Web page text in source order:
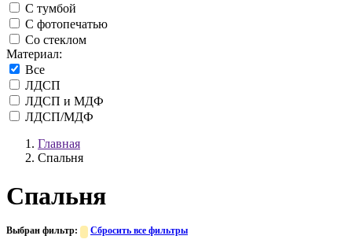
С тумбой
С фотопечатью
Со стеклом
Материал:
Все
ЛДСП
ЛДСП и МДФ
ЛДСП/МДФ
Главная
Спальня
Спальня
Выбран фильтр: Сбросить все фильтры